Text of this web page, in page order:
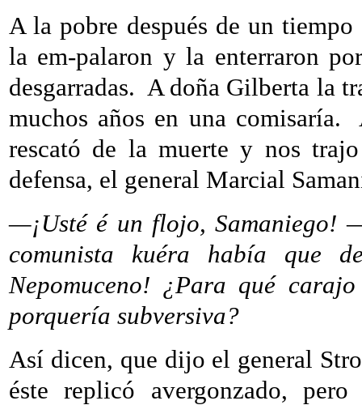
A la pobre después de un tiempo
la em-palaron y la enterraron
desgarradas. A doña Gilberta la
muchos años en una comisaría.
rescató de la muerte y nos
defensa, el general Marcial
—¡Usté é un flojo, Samaniego!
comunista kuéra había que
Nepomuceno! ¿Para qué
porquería subversiva?
Así dicen, que dijo el general
éste replicó avergonzado,